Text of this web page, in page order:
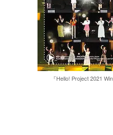
『Hello! Project 2021